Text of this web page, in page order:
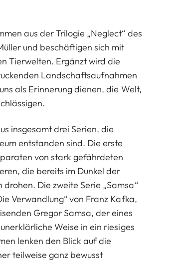
aus der Trilogie „Neglect“ des
und beschäftigen sich mit
Tierwelten. Ergänzt wird die
Landschaftsaufnahmen
als Erinnerung dienen, die Welt,
insgesamt drei Serien, die
entstanden sind. Die erste
von stark gefährdeten
die bereits im Dunkel der
Die zweite Serie „Samsa“
Verwandlung“ von Franz Kafka,
Gregor Samsa, der eines
Weise in ein riesiges
lenken den Blick auf die
teilweise ganz bewusst